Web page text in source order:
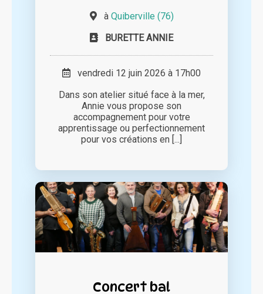
à Quiberville (76)
BURETTE ANNIE
vendredi 12 juin 2026 à 17h00
Dans son atelier situé face à la mer,
Annie vous propose son
accompagnement pour votre
apprentissage ou perfectionnement
pour vos créations en [...]
Concert bal